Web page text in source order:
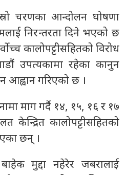
चरणका आन्दोलन घोषणा
निरन्तरता दिने भएको छ
कालोपट्टीसहितको विरोध
उपत्यकामा रहेका कानुन
आह्वान गरिएको छ ।
माग गर्दै १४, १५, १६ र १७
केन्द्रित कालोपट्टीसहितको
छन् ।
मुद्दा नहेरेर जबरालाई